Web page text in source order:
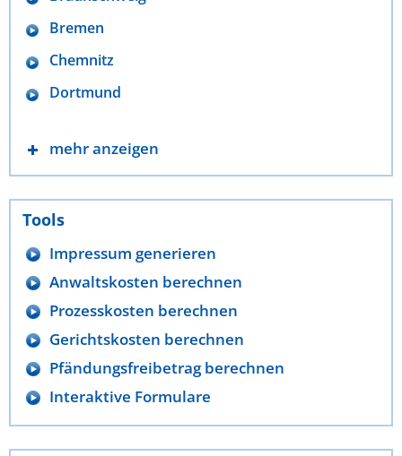
Bremen
Chemnitz
Dortmund
mehr anzeigen
Tools
Impressum generieren
Anwaltskosten berechnen
Prozesskosten berechnen
Gerichtskosten berechnen
Pfändungsfreibetrag berechnen
Interaktive Formulare